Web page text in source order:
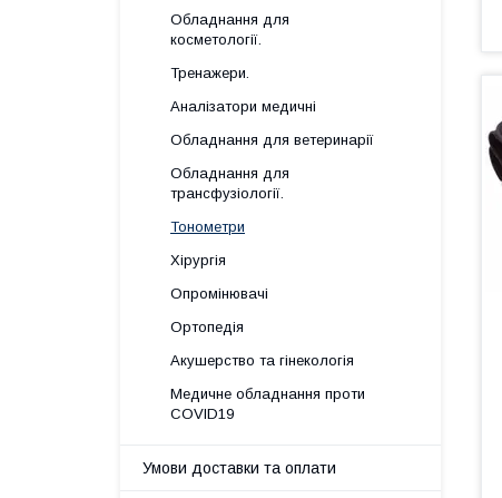
Обладнання для
косметології.
Тренажери.
Аналізатори медичні
Обладнання для ветеринарії
Обладнання для
трансфузіології.
Тонометри
Хірургія
Опромінювачі
Ортопедія
Акушерство та гінекологія
Медичне обладнання проти
COVID19
Умови доставки та оплати